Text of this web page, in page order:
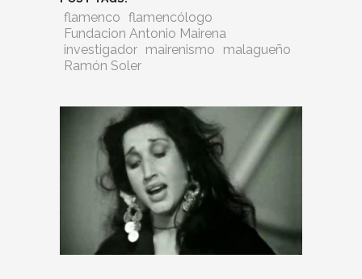
flamenco flamencólogo
Fundacion Antonio Mairena
investigador mairenismo
malagueño
Ramón Soler